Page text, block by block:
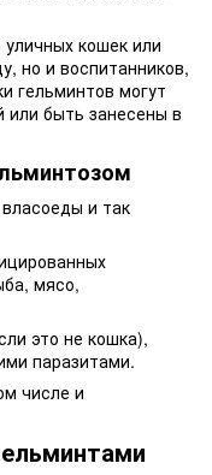
кошек или
но и воспитанников,
гельминтов могут
или быть занесены в
и так
мясо,
это не кошка),
паразитами.
числе и